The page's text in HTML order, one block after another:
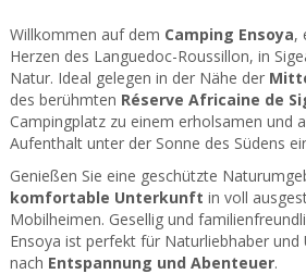
Willkommen auf dem Camping Ensoya,
Herzen des Languedoc-Roussillon, in
Natur. Ideal gelegen in der Nähe der
des berühmten Réserve Africaine de
Campingplatz zu einem erholsamen und
Aufenthalt unter der Sonne des Südens
Genießen Sie eine geschützte
komfortable Unterkunft in voll
Mobilheimen. Gesellig und
Ensoya ist perfekt für Naturliebhaber und
nach Entspannung und Abenteuer.